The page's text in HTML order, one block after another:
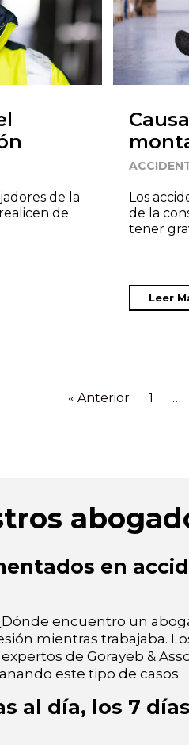
de la
de
Los
de la
tener
Leer
« Anterior 1 …
en
encuentro un
mientras trabajaba.
de Gorayeb &
este tipo de casos.
al día, los 7